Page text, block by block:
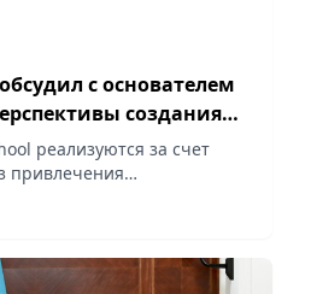
с основателем
создания
хаба
реализуются за счет
привлечения
сообщает